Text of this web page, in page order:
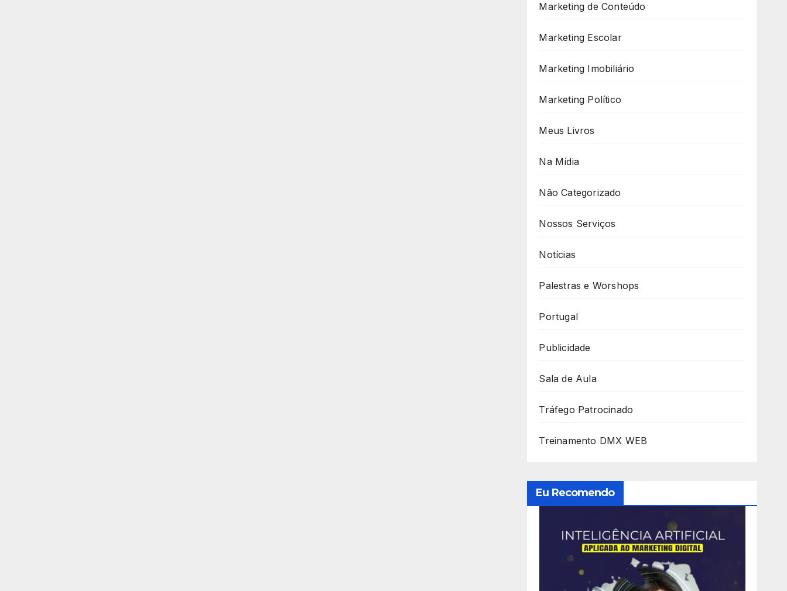
Marketing de Conteúdo
Marketing Escolar
Marketing Imobiliário
Marketing Político
Meus Livros
Na Mídia
Não Categorizado
Nossos Serviços
Notícias
Palestras e Worshops
Portugal
Publicidade
Sala de Aula
Tráfego Patrocinado
Treinamento DMX WEB
Eu Recomendo